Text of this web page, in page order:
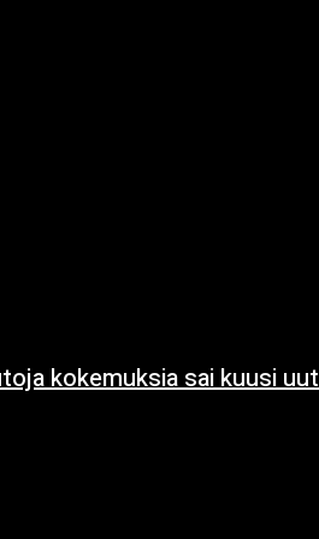
kokemuksia sai kuusi